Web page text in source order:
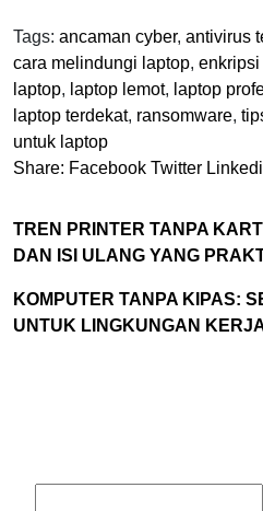
Tags: ancaman cyber, antivirus
cara melindungi laptop, enkripsi
laptop, laptop lemot, laptop
laptop terdekat, ransomware,
untuk laptop
Share: Facebook Twitter
TREN PRINTER TANPA
DAN ISI ULANG YANG
KOMPUTER TANPA KIPAS:
UNTUK LINGKUNGAN